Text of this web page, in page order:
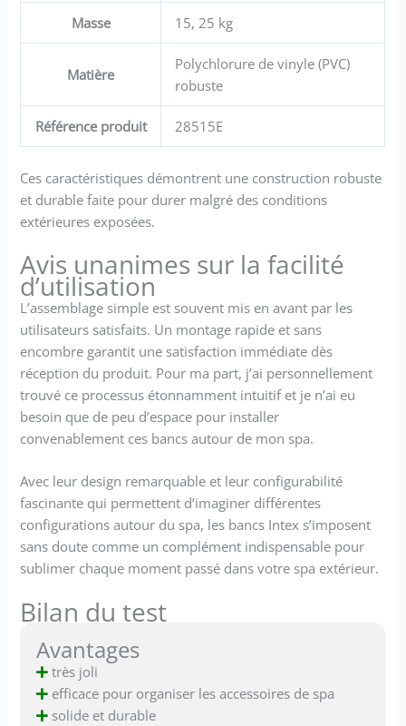
Masse 15, 25 kg
Matière
Polychlorure de vinyle (PVC)
robuste
Référence produit 28515E
Ces caractéristiques démontrent une construction robuste
et durable faite pour durer malgré des conditions
extérieures exposées.
Avis unanimes sur la facilité
d’utilisation
L’assemblage simple est souvent mis en avant par les
utilisateurs satisfaits. Un montage rapide et sans
encombre garantit une satisfaction immédiate dès
réception du produit. Pour ma part, j’ai personnellement
trouvé ce processus étonnamment intuitif et je n’ai eu
besoin que de peu d’espace pour installer
convenablement ces bancs autour de mon spa.
Avec leur design remarquable et leur configurabilité
fascinante qui permettent d’imaginer différentes
configurations autour du spa, les bancs Intex s’imposent
sans doute comme un complément indispensable pour
sublimer chaque moment passé dans votre spa extérieur.
Bilan du test
Avantages
très joli
efficace pour organiser les accessoires de spa
solide et durable